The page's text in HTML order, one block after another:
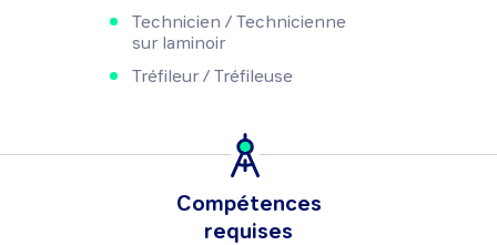
Technicien / Technicienne
sur laminoir
Tréfileur / Tréfileuse
Compétences
requises